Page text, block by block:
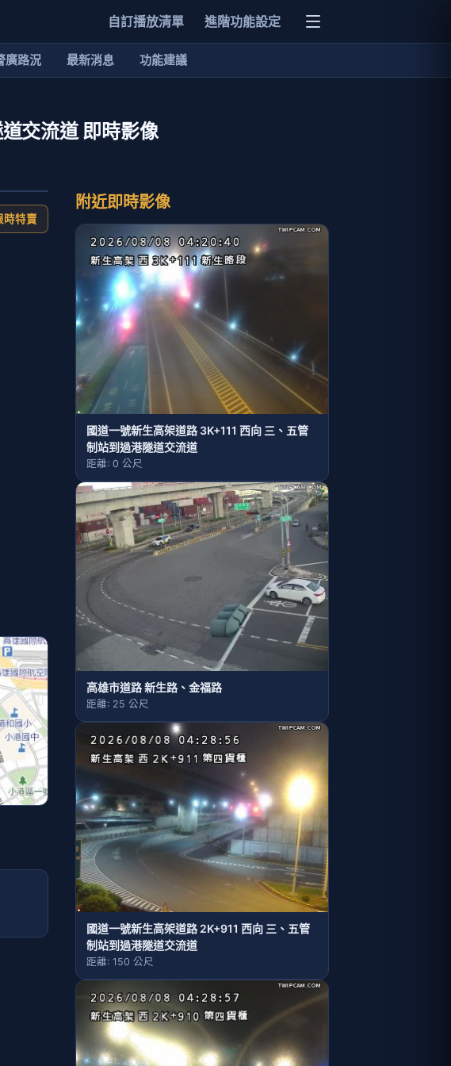
自訂播放清單 進階功能設定
廣路況 最新消息 功能建議
交流道 即時影像
時特賣
附近即時影像
國道一號新生高架道路 3K+111 西向 三、五管
制站到過港隧道交流道
距離: 0 公尺
高雄市道路 新生路、金福路
距離: 25 公尺
國道一號新生高架道路 2K+911 西向 三、五管
制站到過港隧道交流道
距離: 150 公尺